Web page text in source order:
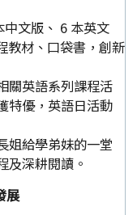
文版、 6 本英文
教材、口袋書，創新
關英語系列課程活
特優，英語日活動
姐給學弟妹的一堂
及深耕閱讀。
展